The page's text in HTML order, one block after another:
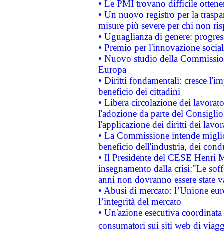
• Le PMI trovano difficile
• Un nuovo registro per la
misure più severe per chi non
• Uguaglianza di genere:
• Premio per l'innovazione
• Nuovo studio della
Europa
• Diritti fondamentali: cresce
beneficio dei cittadini
• Libera circolazione dei
l'adozione da parte del
l'applicazione dei diritti dei
• La Commissione intende
beneficio dell'industria, dei
• Il Presidente del CESE Henri
insegnamento dalla crisi:"Le
anni non dovranno essere state
• Abusi di mercato: l’Unione
l’integrità del mercato
• Un'azione esecutiva
consumatori sui siti web di